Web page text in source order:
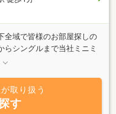
全域で皆様のお部屋探しの
らシングルまで当社ミニミ
イスをいたします。またお
ご用意し、皆様の新しい生
居まで完全にサポートいた
ミニミニＦＣ桜川店へ皆様
取り扱う
す